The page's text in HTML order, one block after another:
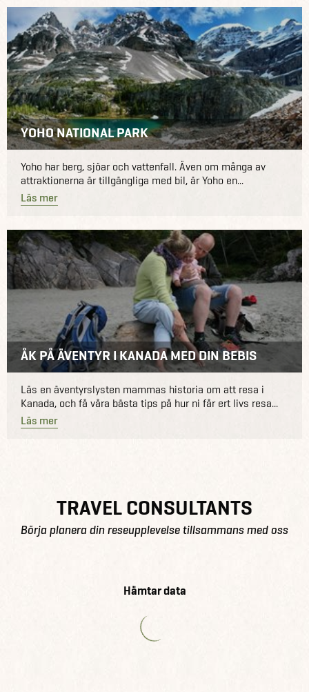
YOHO NATIONAL PARK
Yoho har berg, sjöar och vattenfall. Även om många av
attraktionerna är tillgängliga med bil, är Yoho en...
Läs mer
ÅK PÅ ÄVENTYR I KANADA MED DIN BEBIS
Läs en äventyrslysten mammas historia om att resa i
Kanada, och få våra bästa tips på hur ni får ert livs resa...
Läs mer
TRAVEL CONSULTANTS
Börja planera din reseupplevelse tillsammans med oss
Hämtar data